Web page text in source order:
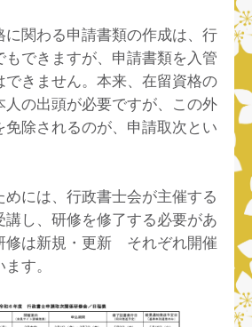
に関わる申請書類の作成は、行
できますが、申請書類を入管
できません。本来、在留資格の
人の出頭が必要ですが、この外
免除されるのが、申請取次とい
めには、行政書士会が主催する
講し、研修を修了する必要があ
修は新規・更新 それぞれ開催
す。